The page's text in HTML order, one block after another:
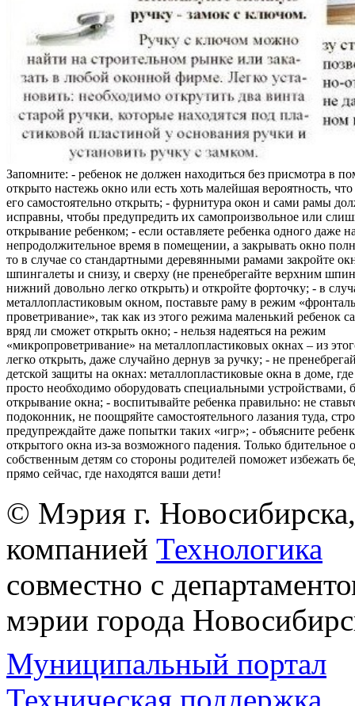
Запомните: - ребенок не должен находиться без присмотра в
открыто настежь окно или есть хоть малейшая вероятность,
его самостоятельно открыть; - фурнитура окон и сами рамы
исправны, чтобы предупредить их самопроизвольное или
открывание ребенком; - если оставляете ребенка одного даже
непродолжительное время в помещении, а закрывать окно
то в случае со стандартными деревянными рамами закройте
шпингалеты и снизу, и сверху (не пренебрегайте верхним
нижний довольно легко открыть) и откройте форточку; - в
металлопластиковым окном, поставьте раму в режим
проветривание», так как из этого режима маленький ребенок
вряд ли сможет открыть окно; - нельзя надеяться на режим
«микропроветривание» на металлопластиковых окнах – из
легко открыть, даже случайно дернув за ручку; - не
детской защиты на окнах: металлопластиковые окна в доме, где
просто необходимо оборудовать специальными
открывание окна; - воспитывайте ребенка правильно: не
подоконник, не поощряйте самостоятельного лазания туда,
предупреждайте даже попытки таких «игр»; - объясните
открытого окна из-за возможного падения. Только бдительное
собственным детям со стороны родителей поможет избежать
прямо сейчас, где находятся ваши дети!
© Мэрия г.
компанией Технологика
совместно с
мэрии города
Муниципальный портал